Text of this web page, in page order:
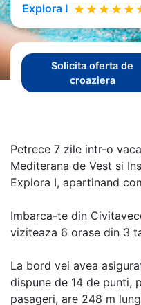
Explora I
Solicita oferta de
croaziera
Petrece 7 zile intr-o
Mediterana de Vest si
Explora I, apartinand
Imbarca-te din
viziteaza 6 orase din 3
La bord vei avea
dispune de 14 de punti,
pasageri, are 248 m